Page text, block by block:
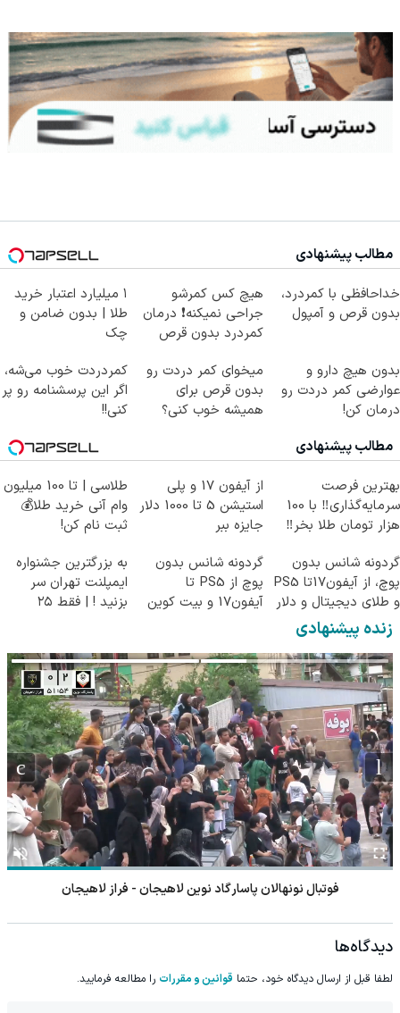
مطالب پیشنهادی
خداحافظی با کمردرد،
بدون قرص و آمپول
هیچ کس کمرشو
جراحی نمیکنه❗ درمان
کمردرد بدون قرص
۱ میلیارد اعتبار خرید
طلا | بدون ضامن و
چک
بدون هیچ دارو و
عوارضی کمر دردت رو
درمان کن!
میخوای کمر دردت رو
بدون قرص برای
همیشه خوب کنی؟
کمردردت خوب می‌شه،
اگر این پرسشنامه رو پر
کنی!!
مطالب پیشنهادی
بهترین فرصت
سرمایه‌گذاری‼️ با 100
هزار تومان طلا بخر‼️
از آیفون 17 و پلی
استیشن 5 تا 1000 دلار
جایزه ببر
طلاسی | تا 100 میلیون
وام آنی خرید طلا💰
ثبت نام کن!
گردونه شانس بدون
پوچ، از آیفون17تا PS5
و طلای دیجیتال و دلار
🔥
گردونه شانس بدون
پوچ از PS5 تا
آیفون17 و بیت کوین
به بزرگترین جشنواره
ایمپلنت تهران سر
بزنید ! | فقط ۲۵
زنده پیشنهادی
فوتبال نونهالان پاسارگاد نوین لاهیجان - فراز لاهیجان
دیدگاه‌ها
لطفا قبل از ارسال دیدگاه خود، حتما قوانین و مقررات را مطالعه فرمایید.